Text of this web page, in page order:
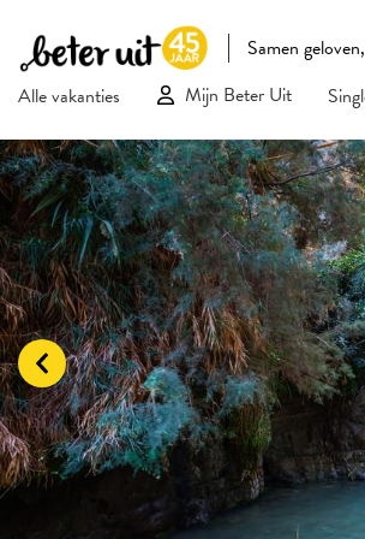
Samen
Alle vakanties
Mijn Beter Uit